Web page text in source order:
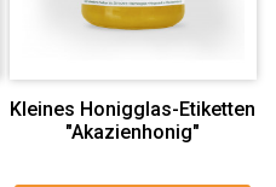
Kleines Honigglas-Etiketten
"Akazienhonig"